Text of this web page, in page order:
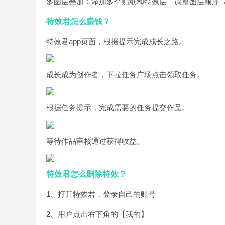
特效君怎么赚钱？
特效君app页面，根据提示完成成长之路。
成长成为创作者，下拉任务广场点击领取任务。
根据任务提示，完成需要的任务提交作品。
等待作品审核通过获得收益。
特效君怎么删除特效？
1、打开特效君，登录自己的账号
2、用户点击右下角的【我的】